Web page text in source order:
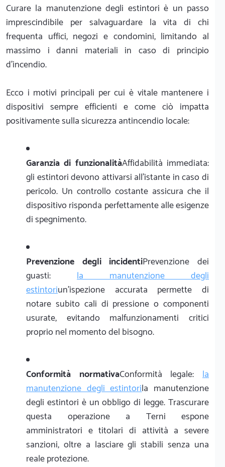
Curare la manutenzione degli estintori è un passo
imprescindibile per salvaguardare la vita di chi
frequenta uffici, negozi e condomini, limitando al
massimo i danni materiali in caso di principio
d'incendio.
Ecco i motivi principali per cui è vitale mantenere i
dispositivi sempre efficienti e come ciò impatta
positivamente sulla sicurezza antincendio locale:
Garanzia di funzionalitàAffidabilità immediata:
gli estintori devono attivarsi all'istante in caso di
pericolo. Un controllo costante assicura che il
dispositivo risponda perfettamente alle esigenze
di spegnimento.
Prevenzione degli incidentiPrevenzione dei
guasti: la manutenzione degli
estintoriun'ispezione accurata permette di
notare subito cali di pressione o componenti
usurate, evitando malfunzionamenti critici
proprio nel momento del bisogno.
Conformità normativaConformità legale:la
manutenzione degli estintorila manutenzione
degli estintori è un obbligo di legge. Trascurare
questa operazione a Terni espone
amministratori e titolari di attività a severe
sanzioni, oltre a lasciare gli stabili senza una
reale protezione.